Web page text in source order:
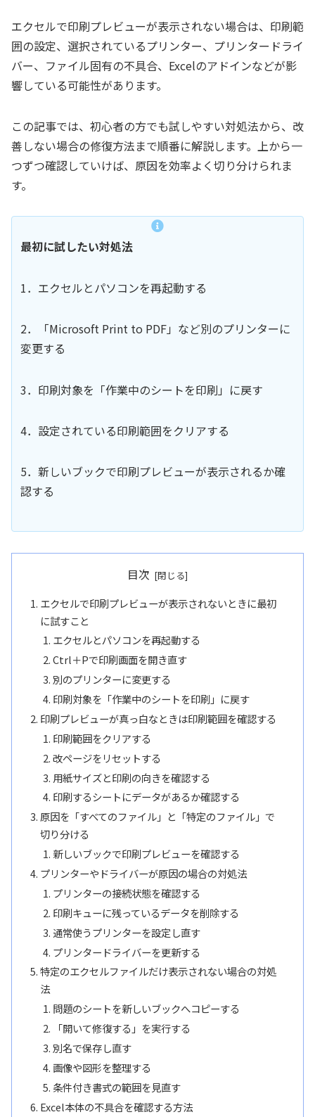
エクセルで印刷プレビューが表示されない場合は、印刷範
囲の設定、選択されているプリンター、プリンタードライ
バー、ファイル固有の不具合、Excelのアドインなどが影
響している可能性があります。
この記事では、初心者の方でも試しやすい対処法から、改
善しない場合の修復方法まで順番に解説します。上から一
つずつ確認していけば、原因を効率よく切り分けられま
す。
最初に試したい対処法
1．エクセルとパソコンを再起動する
2．「Microsoft Print to PDF」など別のプリンターに
変更する
3．印刷対象を「作業中のシートを印刷」に戻す
4．設定されている印刷範囲をクリアする
5．新しいブックで印刷プレビューが表示されるか確
認する
目次
エクセルで印刷プレビューが表示されないときに最初
に試すこと
エクセルとパソコンを再起動する
Ctrl＋Pで印刷画面を開き直す
別のプリンターに変更する
印刷対象を「作業中のシートを印刷」に戻す
印刷プレビューが真っ白なときは印刷範囲を確認する
印刷範囲をクリアする
改ページをリセットする
用紙サイズと印刷の向きを確認する
印刷するシートにデータがあるか確認する
原因を「すべてのファイル」と「特定のファイル」で
切り分ける
新しいブックで印刷プレビューを確認する
プリンターやドライバーが原因の場合の対処法
プリンターの接続状態を確認する
印刷キューに残っているデータを削除する
通常使うプリンターを設定し直す
プリンタードライバーを更新する
特定のエクセルファイルだけ表示されない場合の対処
法
問題のシートを新しいブックへコピーする
「開いて修復する」を実行する
別名で保存し直す
画像や図形を整理する
条件付き書式の範囲を見直す
Excel本体の不具合を確認する方法